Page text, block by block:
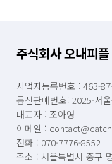
주식회사 오내피플
사업자등록번호 : 463-
통신판매번호: 2025-서
대표자 : 조아영
이메일 :
전화 : 070-7776-8552
주소 : 서울특별시 중구